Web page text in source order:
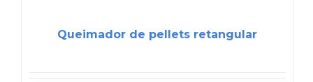
Queimador de pellets retangular